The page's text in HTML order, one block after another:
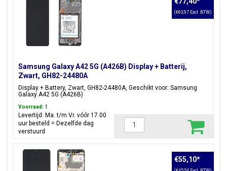
Zoek je een ander model binnen de Galaxy A serie? Wij hebben
Samsung Galaxy A52 5G Onderdelen en Accessoires
binnen ons assortiment.
Samsung Galaxy A42 5G (A426B) Display + Batterij,
Zwart, GH82-24480A
Display + Battery, Zwart, GH82-24480A, Geschikt voor: Samsung
Galaxy A42 5G (A426B)
(€63,97 Excl. BTW)
Voorraad: 1
Levertijd: Ma. t/m Vr. vóór 17.00
uur besteld = Dezelfde dag
verstuurd
€55,10*